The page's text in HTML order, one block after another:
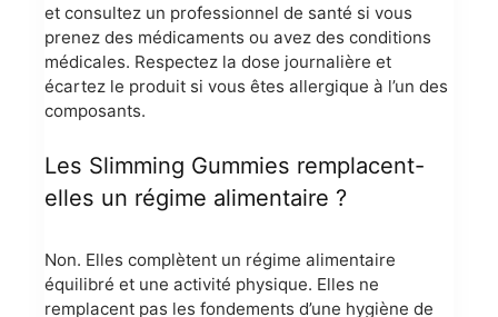
et consultez un professionnel de santé si vous
prenez des médicaments ou avez des conditions
médicales. Respectez la dose journalière et
écartez le produit si vous êtes allergique à l’un des
composants.
Les Slimming Gummies remplacent-
elles un régime alimentaire ?
Non. Elles complètent un régime alimentaire
équilibré et une activité physique. Elles ne
remplacent pas les fondements d’une hygiène de